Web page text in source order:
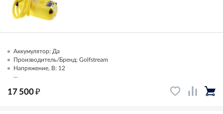
Аккумулятор: Да
Производитель/Бренд: Golfstream
Напряжение, В: 12
...
17 500₽